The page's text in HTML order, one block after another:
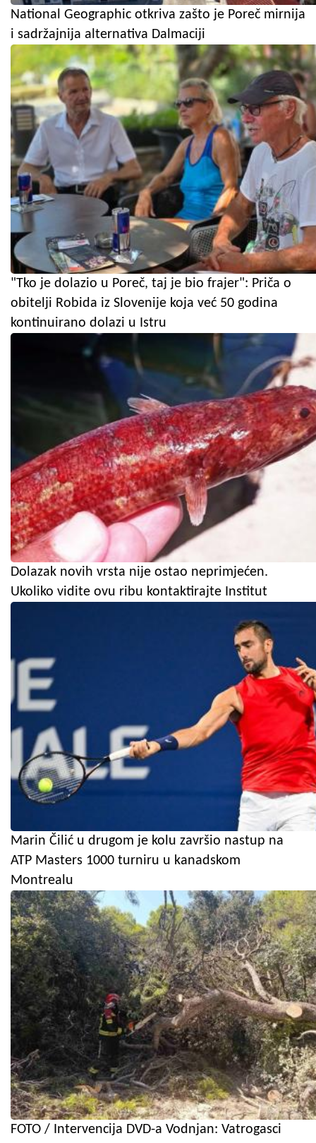
National Geographic otkriva zašto je Poreč mirnija
i sadržajnija alternativa Dalmaciji
"Tko je dolazio u Poreč, taj je bio frajer": Priča o
obitelji Robida iz Slovenije koja već 50 godina
kontinuirano dolazi u Istru
Dolazak novih vrsta nije ostao neprimjećen.
Ukoliko vidite ovu ribu kontaktirajte Institut
Marin Čilić u drugom je kolu završio nastup na
ATP Masters 1000 turniru u kanadskom
Montrealu
FOTO / Intervencija DVD-a Vodnjan: Vatrogasci